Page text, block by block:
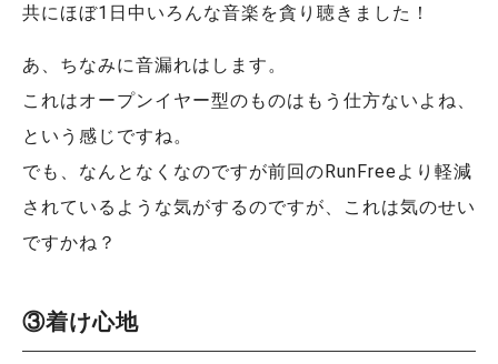
共にほぼ1日中いろんな音楽を貪り聴きました！
あ、ちなみに音漏れはします。
これはオープンイヤー型のものはもう仕方ないよね、
という感じですね。
でも、なんとなくなのですが前回のRunFreeより軽減
されているような気がするのですが、これは気のせい
ですかね？
③着け心地